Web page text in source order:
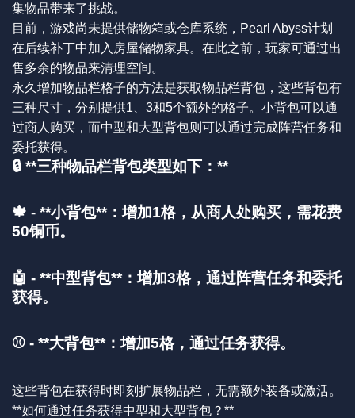
集物品带来了挑战。
目前，游戏尚未提供储物箱或仓库系统，Pearl Abyss计划
在后续补丁中加入房屋储物家具。在此之前，玩家可通过出
售多余的物品来清理空间。
永久增加物品栏格子的方法是获取物品栏背包，这些背包有
三种尺寸，分别提供1、3和5个额外的格子。小背包可以通
过商人购买，而中型和大型背包则可以通过完成阵营任务和
委托获得。
🔒 **三种物品栏背包类型如下：**
🍁 - **小背包**：增加1格，从商人处购买，需花费
50铜币。
🤖 - **中型背包**：增加3格，通过阵营任务和委托
获得。
⚾ - **大背包**：增加5格，通过任务获得。
这些背包在获得时即刻扩展物品栏，无需额外装备或激活。
**如何通过任务获得中型和大型背包？**